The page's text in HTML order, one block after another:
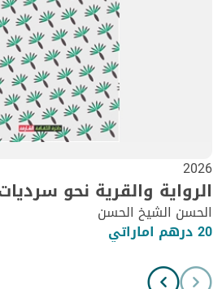
2026
الرواية والقرية نحو
الحسن الشيخ الحسن
20 درهم اماراتي